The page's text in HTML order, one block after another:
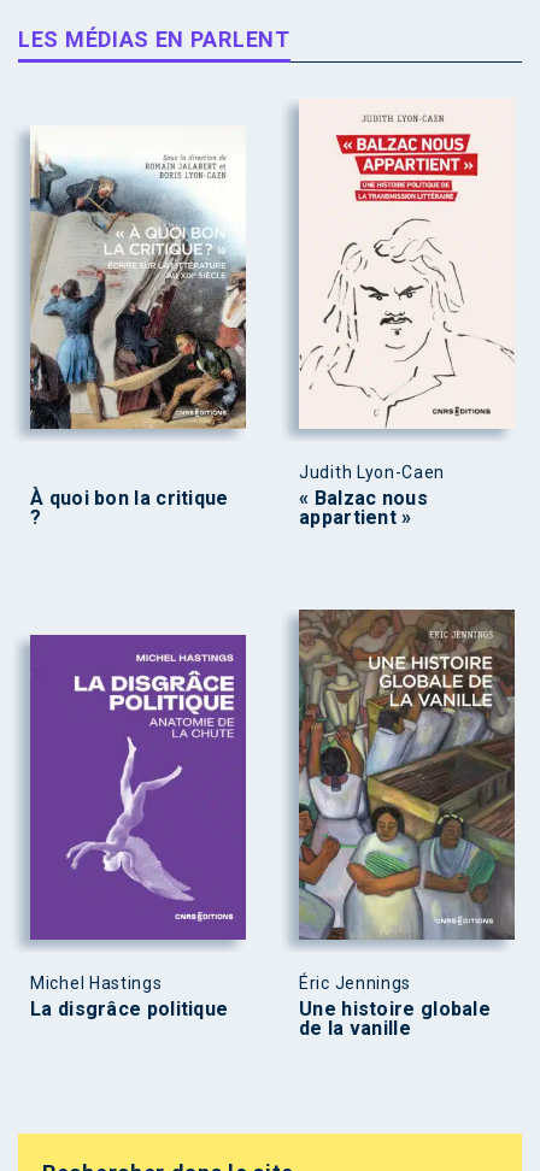
LES MÉDIAS EN PARLENT
À quoi bon la critique
?
Judith Lyon-Caen
« Balzac nous
appartient »
Michel Hastings
La disgrâce politique
Éric Jennings
Une histoire globale
de la vanille